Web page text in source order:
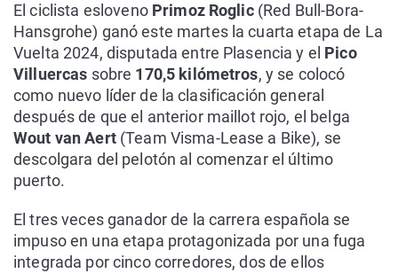
El ciclista esloveno Primoz Roglic (Red Bull-Bora-
Hansgrohe) ganó este martes la cuarta etapa de La
Vuelta 2024, disputada entre Plasencia y el Pico
Villuercas sobre 170,5 kilómetros, y se colocó
como nuevo líder de la clasificación general
después de que el anterior maillot rojo, el belga
Wout van Aert (Team Visma-Lease a Bike), se
descolgara del pelotón al comenzar el último
puerto.
El tres veces ganador de la carrera española se
impuso en una etapa protagonizada por una fuga
integrada por cinco corredores, dos de ellos